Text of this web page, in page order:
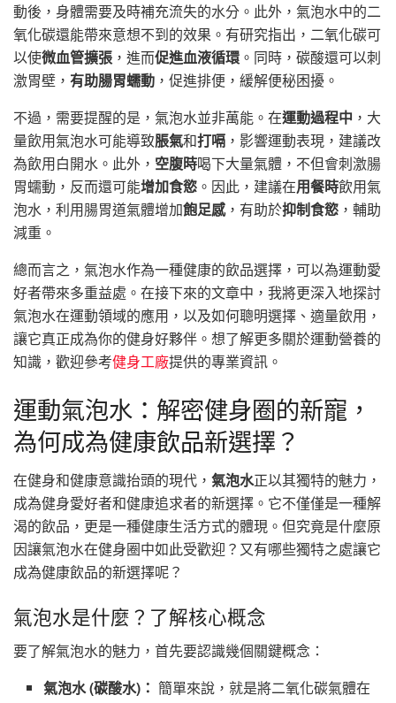
動後，身體需要及時補充流失的水分。此外，氣泡水中的二
氧化碳還能帶來意想不到的效果。有研究指出，二氧化碳可
以使微血管擴張 ，進而促進血液循環 。同時，碳酸還可以刺
激胃壁， 有助腸胃蠕動 ，促進排便，緩解便秘困擾。
不過，需要提醒的是，氣泡水並非萬能。在運動過程中 ，大
量飲用氣泡水可能導致脹氣和打嗝 ，影響運動表現，建議改
為飲用白開水。此外， 空腹時喝下大量氣體，不但會刺激腸
胃蠕動，反而還可能增加食慾 。因此，建議在用餐時飲用氣
泡水，利用腸胃道氣體增加飽足感，有助於抑制食慾 ，輔助
減重。
總而言之，氣泡水作為一種健康的飲品選擇，可以為運動愛
好者帶來多重益處。在接下來的文章中，我將更深入地探討
氣泡水在運動領域的應用，以及如何聰明選擇、適量飲用，
讓它真正成為你的健身好夥伴。想了解更多關於運動營養的
知識，歡迎參考健身工廠提供的專業資訊。
運動氣泡水：解密健身圈的新寵，
為何成為健康飲品新選擇？
在健身和健康意識抬頭的現代， 氣泡水正以其獨特的魅力，
成為健身愛好者和健康追求者的新選擇。它不僅僅是一種解
渴的飲品，更是一種健康生活方式的體現。但究竟是什麼原
因讓氣泡水在健身圈中如此受歡迎？又有哪些獨特之處讓它
成為健康飲品的新選擇呢？
氣泡水是什麼？了解核心概念
要了解氣泡水的魅力，首先要認識幾個關鍵概念：
氣泡水 (碳酸水)： 簡單來說，就是將二氧化碳氣體在